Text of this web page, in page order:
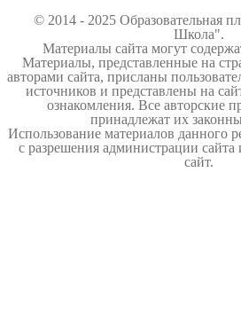
© 2014 - 2025 Образовательная
Школа".
Материалы сайта могут
Материалы, представленные на
авторами сайта, присланы
источников и представлены на
ознакомления. Все авторские
принадлежат их
Использование материалов данного
с разрешения администрации
сайт.